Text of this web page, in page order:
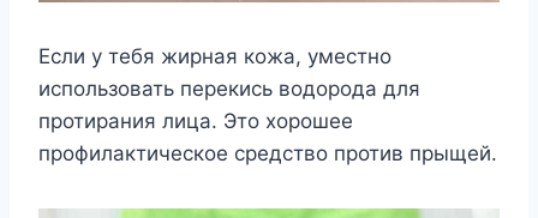
Если у тебя жирная кожа, уместно
использовать перекись водорода для
протирания лица. Это хорошее
профилактическое средство против прыщей.